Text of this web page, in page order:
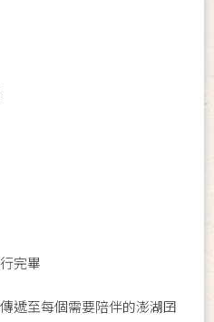
完畢
遞至每個需要陪伴的澎湖囝